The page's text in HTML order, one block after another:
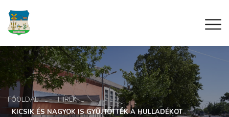
FŐOLDAL
HÍREK
KICSIK ÉS NAGYOK IS GYŰJTÖTTÉK A HULLADÉKOT